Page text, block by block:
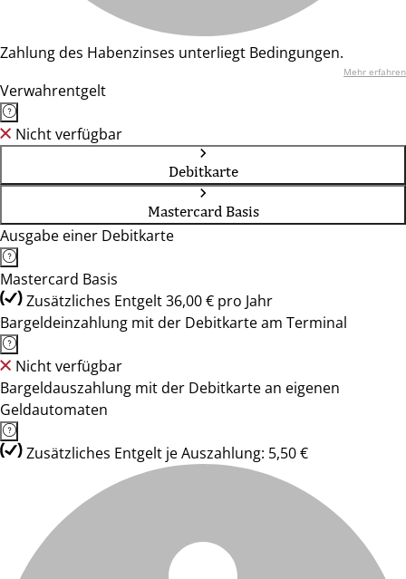
Zahlung des Habenzinses unterliegt Bedingungen.
Mehr erfahren
Verwahrentgelt
Nicht verfügbar
Debitkarte
Mastercard Basis
Ausgabe einer Debitkarte
Mastercard Basis
Zusätzliches Entgelt 36,00 € pro Jahr
Bargeldeinzahlung mit der Debitkarte am Terminal
Nicht verfügbar
Bargeldauszahlung mit der Debitkarte an eigenen
Geldautomaten
Zusätzliches Entgelt je Auszahlung: 5,50 €